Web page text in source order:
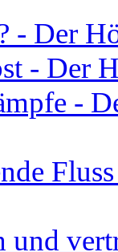
- Der
- Der
-
und